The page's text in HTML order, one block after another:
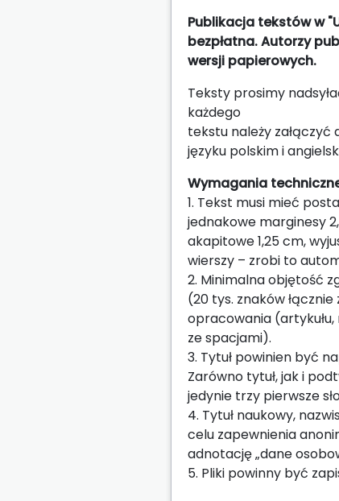
Publikacja tekstów w
bezpłatna. Autorzy
wersji papierowych.
Teksty prosimy
każdego
tekstu należy załączyć
języku polskim i
Wymagania
1. Tekst musi mieć
jednakowe marginesy
akapitowe 1,25 cm,
wierszy – zrobi to
2. Minimalna objętość
(20 tys. znaków
opracowania
ze spacjami).
3. Tytuł powinien być
Zarówno tytuł, jak i
jedynie trzy pierwsze
4. Tytuł naukowy,
celu zapewnienia
adnotację „dane
5. Pliki powinny być